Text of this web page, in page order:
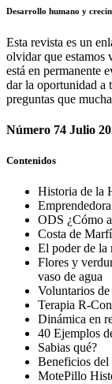
Desarrollo humano y
Esta revista es un
olvidar que estamos
está en permanente
dar la oportunidad a
preguntas que
Número 74 Julio
Contenidos
Historia de la
ODS ¿Cómo
Costa de
El poder de la
Flores y
vaso de agua
Voluntarios
Terapia R-
Dinámica en
40 Ejemplos
Sabias qué?
Beneficios
MotePillo